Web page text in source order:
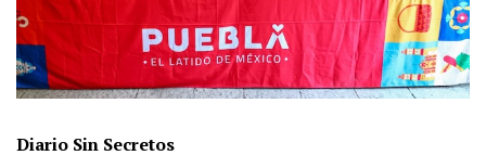
Diario Sin Secretos